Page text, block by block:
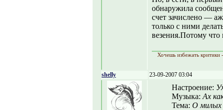
обнаружила
счет зачислено —
только с ними
везения.Потому
Хочешь избежать критики
shelly 23-09-2007 03:04
Настроение:
Музыка: Ах
Тема: О милых